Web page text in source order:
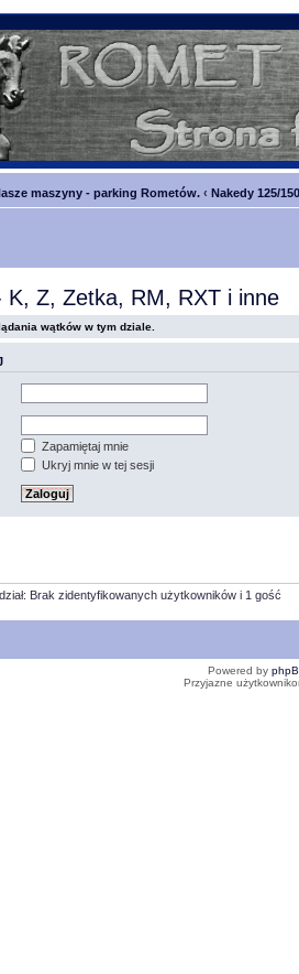
maszyny - parking Rometów. ‹ Nakedy 125/
K, Z, Zetka, RM, RXT i inne
wątków w tym dziale.
Zapamiętaj mnie
Ukryj mnie w tej sesji
Brak zidentyfikowanych użytkowników i 1 gość
Powered by
Przyjazne